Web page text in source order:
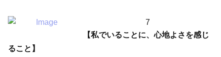
7
【私でいることに、心地よさを感じ
ること】